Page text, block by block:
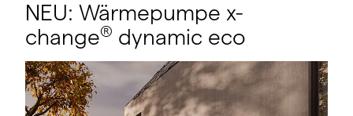
NEU: Wärmepumpe x-
change® dynamic eco